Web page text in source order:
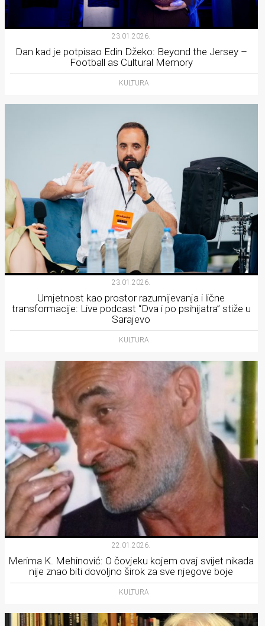
23.01.2026.
Dan kad je potpisao Edin Džeko: Beyond the Jersey –
Football as Cultural Memory
KULTURA
23.01.2026.
Umjetnost kao prostor razumijevanja i lične
transformacije: Live podcast “Dva i po psihijatra” stiže u
Sarajevo
KULTURA
22.01.2026.
Merima K. Mehinović: O čovjeku kojem ovaj svijet nikada
nije znao biti dovoljno širok za sve njegove boje
KULTURA